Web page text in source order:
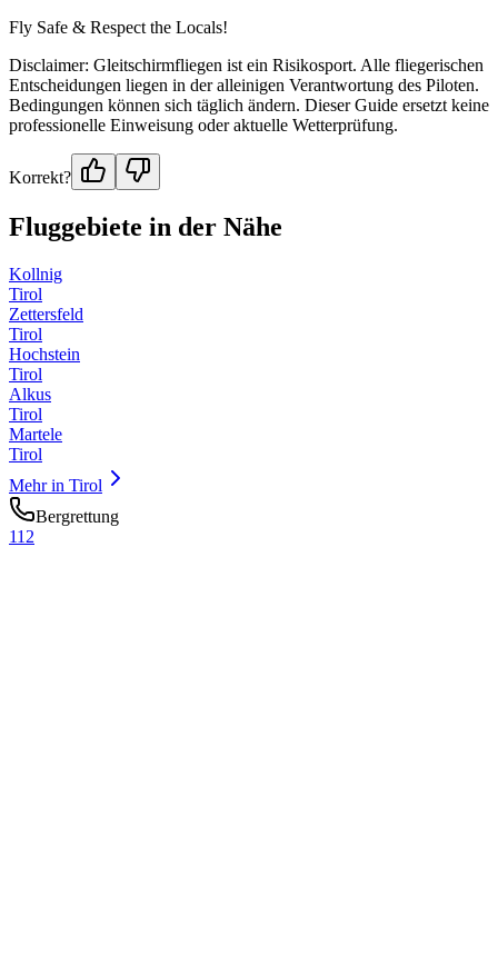
Fly Safe & Respect the Locals!
Disclaimer: Gleitschirmfliegen ist ein Risikosport. Alle fliegerischen
Entscheidungen liegen in der alleinigen Verantwortung des Piloten.
Bedingungen können sich täglich ändern. Dieser Guide ersetzt keine
professionelle Einweisung oder aktuelle Wetterprüfung.
Korrekt?
Fluggebiete in der Nähe
Kollnig
Tirol
Zettersfeld
Tirol
Hochstein
Tirol
Alkus
Tirol
Martele
Tirol
Mehr in Tirol
Bergrettung
112